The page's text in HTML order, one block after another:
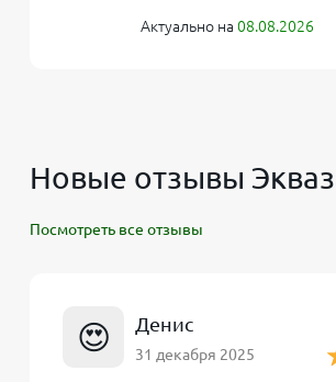
мгновенно на карту.
Недостатки компании
Ограниченный лимит для
Как оформить
Актуально на 08.08.2026
Новые отзывы
Посмотреть все отзывы
😍 Денис
31 декабря 2025